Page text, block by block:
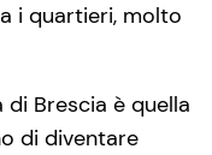
i quartieri, molto
Brescia è quella
di diventare